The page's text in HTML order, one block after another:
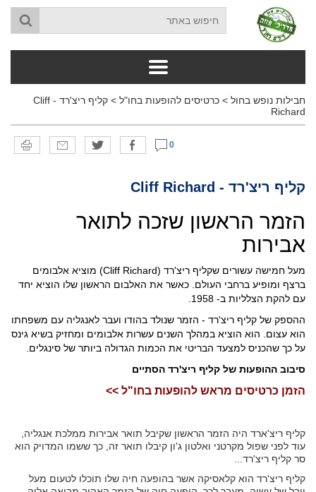
חבילות נופש בחול > כרטיסים להופעות בחו"ל >
קליף ריצ'רד - Cliff
Richard
0
קליף ריצ'רד - Cliff Richard
הזמר הראשון שזכה לתואר
אבירות
מעל חמישה עשורים שקליף ריצ'רד (Cliff Richard) מוציא אלבומים
ברצף ומופיע ברחבי העולם. כאשר את האלבום הראשון שלו הוציא יחד
עם להקת הצלליות ב- 1958.
ההספק של קליף ריצ'רד - הזמר שנולד בהודו ועבר לאנגליה עם משפחתו
הוא עצום. הוא הוציא במהלך השנים עשרות אלבומים ומחזיק בשיא גינס
על כך שהכניס למצעד הבריטי את הכמות הגדולה ביותר של סינגלים.
סיבוב ההופעות של קליף ריצ'רד הסתיים
הזמן כרטיסים מראש להופעות בחו"ל >>
קליף ריצ'ארד היה הזמר הראשון שקיבל תואר אבירות ממלכת אנגליה,
עוד לפני שפול מקרטני ואלטון ג'ון קיבלו תואר זה, כך ששמו המדויק הוא
סר קליף ריצ'רד...
קליף ריצ'רד הוא קלאסיקה אשר בהופעה חיה שלו תוכלו לטעום מעל